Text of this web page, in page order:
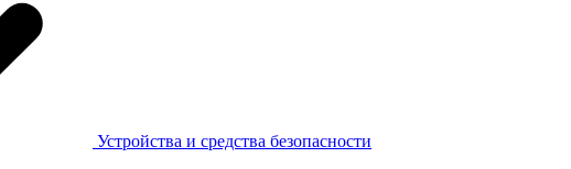
Устройства и средства безопасности